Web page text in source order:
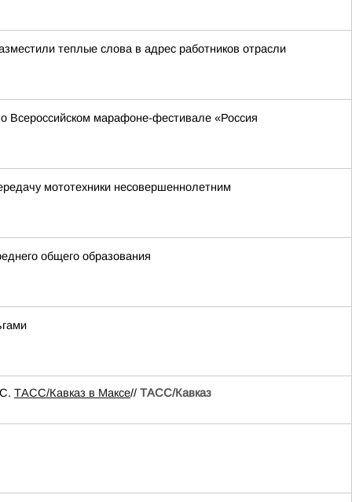
теплые слова в адрес работников отрасли
Всероссийском марафоне-фестивале «Россия
мототехники несовершеннолетним
общего образования
ТАСС/Кавказ в Максе// ТАСС/Кавказ